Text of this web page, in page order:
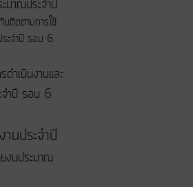
มาณประจำปี
บติดตามการใช้
ะจำปี รอบ 6
ดำเนินงานและ
จำปี รอบ 6
นประจำปี
งบประมาณ